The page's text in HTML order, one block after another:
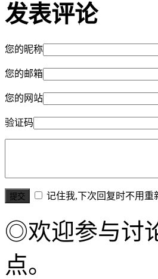
发表评论
您的昵称
您的邮箱
您的网站
验证码
记住我,下次回复时不用重
◎欢迎参与讨
点。